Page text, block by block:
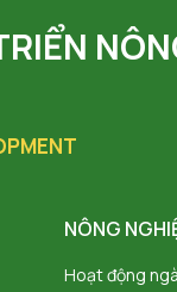
NÔNG
Hoạt động